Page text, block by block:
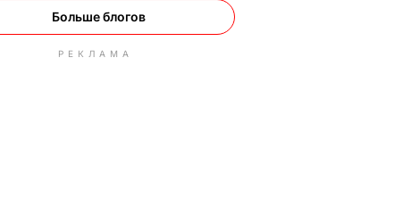
Больше блогов
РЕКЛАМА